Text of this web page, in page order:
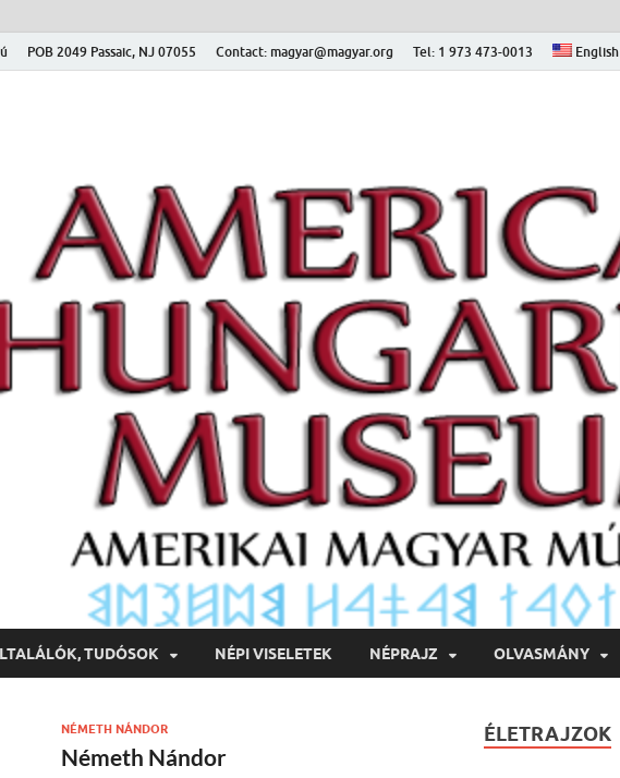
POB 2049 Passaic, NJ 07055 Contact: magyar@magyar.org Tel: 1 973 473-0013 English
TUDÓSOK NÉPI VISELETEK NÉPRAJZ OLVASMÁNY
NÉMETH NÁNDOR
Németh Nándor
ÉLETRAJZOK